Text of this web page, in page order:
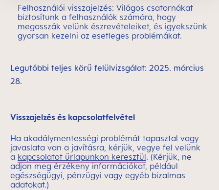
Felhasználói visszajelzés: Világos csatornákat
biztosítunk a felhasználók számára, hogy
megosszák velünk észrevételeiket, és igyekszünk
gyorsan kezelni az esetleges problémákat.
Legutóbbi teljes körű felülvizsgálat: 2025. március
28.
Visszajelzés és kapcsolatfelvétel
Ha akadálymentességi problémát tapasztal vagy
javaslata van a javításra, kérjük, vegye fel velünk
a kapcsolatot űrlapunkon keresztül. (Kérjük, ne
adjon meg érzékeny információkat, például
egészségügyi, pénzügyi vagy egyéb bizalmas
adatokat.)